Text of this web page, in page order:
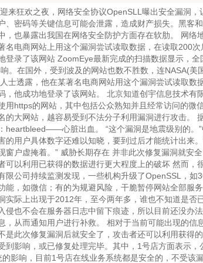
来狂欢之夜，网络安全协议OpenSLL曝出安全漏洞
、密码等关键信息可能会泄露，造成财产损失。黑客
，也暴露出我国在网络安全防护方面存在软肋。 网络
名电商网站上用这个漏洞尝试读取数据，在读取200
登录了该网站 ZoomEye最新完成的扫描数据显示，
。在国外，受到波及的网站也数不胜数，连NASA(美
士透露，他在某著名电商网站用这个漏洞尝试读取数
，他成功地登录了该网站。 北京知道创宇信息技术有
用https的网站，其中包括公众熟知并且经常访问的微
的大网站，越容易受到不法分子利用漏洞进行攻击。
heartbleed——心脏出血。 “这个漏洞是地震级别的。
的用户具体数字还难以知晓，要到过后才能统计出来
窗户虚掩着。” 威胁长期存在 并非此次修复漏洞就安
可以利用已获得的数据进行更大程度上的破坏 然而，
限公司持续监测发现，一些机构升级了OpenSSL，如
能，如微信；有的为规避风险，干脆暂停网站全部服
实际上出现于2012年，至今两年多，谁也不知道是否
侵也不会在服务器日志中留下痕迹，所以目前还没办
，从而通知用户进行补救。 相对于当前可能出现的信
是此次修复漏洞后就安全了，攻击者还可以利用获得
到影响，或已修复处理完毕。其中，1号店方面表示
影响，目前1号店在线业务系统都是安全的，不受该